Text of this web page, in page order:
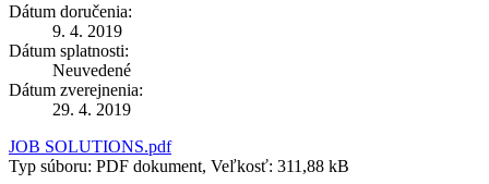
Dátum doručenia:
9. 4. 2019
Dátum splatnosti:
Neuvedené
Dátum zverejnenia:
29. 4. 2019
JOB SOLUTIONS.pdf
Typ súboru: PDF dokument, Veľkosť: 311,88 kB